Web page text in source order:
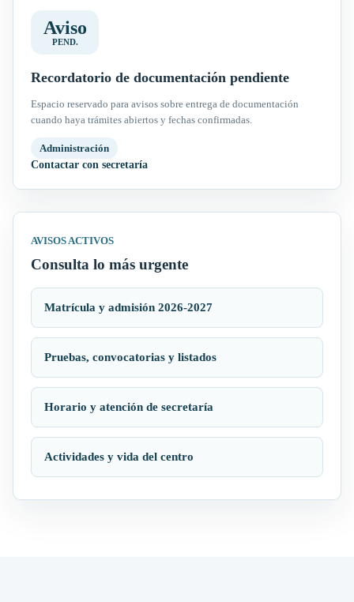
Aviso
PEND.
Recordatorio de documentación pendiente
Espacio reservado para avisos sobre entrega de documentación
cuando haya trámites abiertos y fechas confirmadas.
Administración
Contactar con secretaría
AVISOS ACTIVOS
Consulta lo más urgente
Matrícula y admisión 2026-2027
Pruebas, convocatorias y listados
Horario y atención de secretaría
Actividades y vida del centro